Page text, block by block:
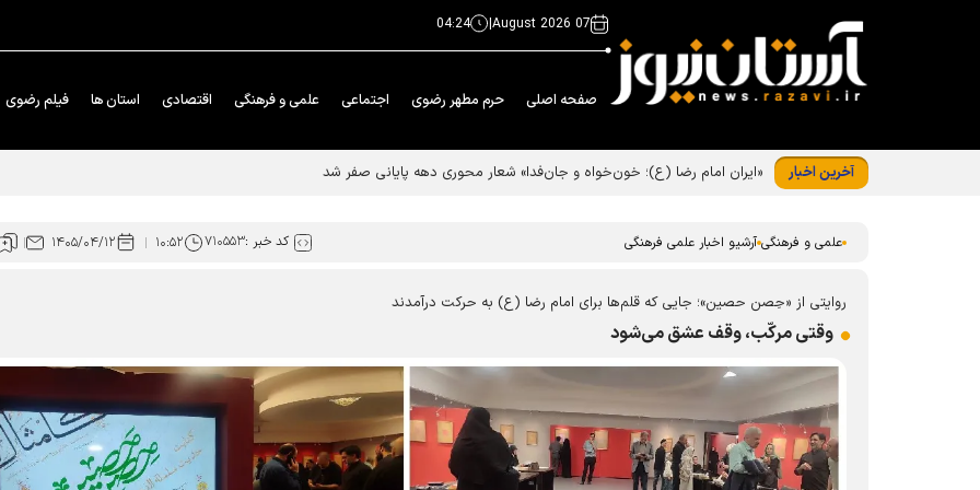
07 August 2026
|
04:24
صفحه اصلی حرم مطهر رضوی اجتماعی علمی و فرهنگی اقتصادی استان ها فیلم رضوی
آخرین اخبار «ایران امام رضا (ع)؛ خون‌خواه و جان‌فدا» شعار محوری دهه پایانی صفر شد
علمی و فرهنگی آرشیو اخبار علمی فرهنگی کد خبر :۷۱۰۵۵۳ ۱۰:۵۲ ۱۴۰۵/۰۴/۱۲
روایتی از «حِصن حصین»؛ جایی که قلم‌ها برای امام رضا (ع) به حرکت درآمدند
وقتی مرکّب، وقف عشق می‌شود